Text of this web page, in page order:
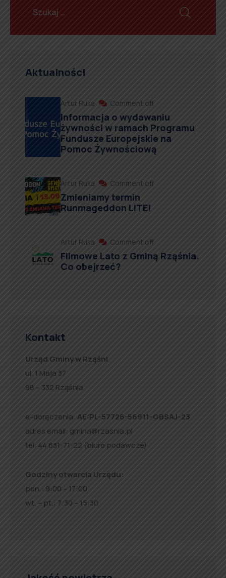
Aktualności
Artur Ruka Comment off
Informacja o wydawaniu
żywności w ramach Programu
Fundusze Europejskie na
Pomoc Żywnościową
Artur Ruka Comment off
Zmieniamy termin
Runmageddon LITE!
Artur Ruka Comment off
Filmowe Lato z Gminą Rząśnia.
Co obejrzeć?
Kontakt
Urząd Gminy w Rząśni
ul. 1 Maja 37
98 – 332 Rząśnia
e-doręczenia: AE:PL-57726-56911-GBSAJ-23
adres email: gmina@rzasnia.pl
tel. 44 631-71-22 (biuro podawcze)
Godziny otwarcia Urzędu:
pon.: 9:00 – 17:00
wt. – pt.: 7:30 – 15:30